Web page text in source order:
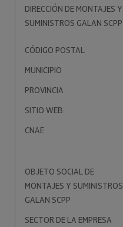
DIRECCIÓN DE MONTAJES Y
SUMINISTROS GALAN SCPP
CÓDIGO POSTAL
MUNICIPIO
PROVINCIA
SITIO WEB
CNAE
OBJETO SOCIAL DE
MONTAJES Y SUMINISTROS
GALAN SCPP
SECTOR DE LA EMPRESA